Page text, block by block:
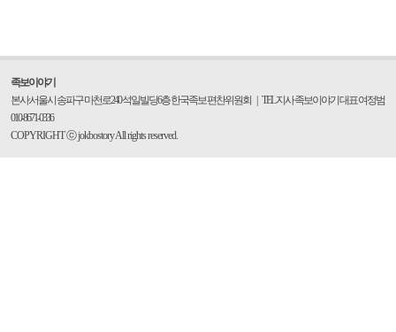
족보이야기
본사:서울시 송파구 마천로240 석일빌딩6층 한국족보 편찬위원회
TEL 지사 족보이야기 대표 여정범
010-8671-0336
COPYRIGHT ⓒ jokbostory All rights reserved.